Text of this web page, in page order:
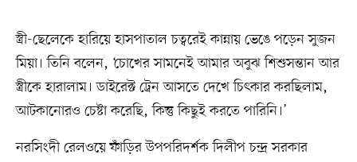
স্ত্রী-ছেলেকে হারিয়ে হাসপাতাল চত্বরেই কান্নায় ভেঙে পড়েন সুজন
মিয়া। তিনি বলেন, ‘চোখের সামনেই আমার অবুঝ শিশুসন্তান আর
স্ত্রীকে হারালাম। ডাইরেক্ট ট্রেন আসতে দেখে চিৎকার করছিলাম,
আটকানোরও চেষ্টা করেছি, কিন্তু কিছুই করতে পারিনি।’
নরসিংদী রেলওয়ে ফাঁড়ির উপপরিদর্শক দিলীপ চন্দ্র সরকার